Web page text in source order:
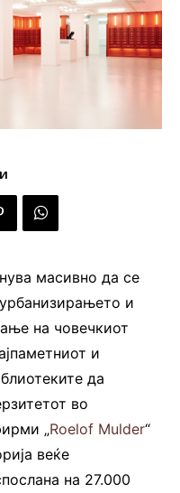
масивно да се
и
на човечкиот
и
да
во
„Roelof Mulder“
веќе
на 27.000